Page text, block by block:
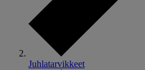
Juhlatarvikkeet